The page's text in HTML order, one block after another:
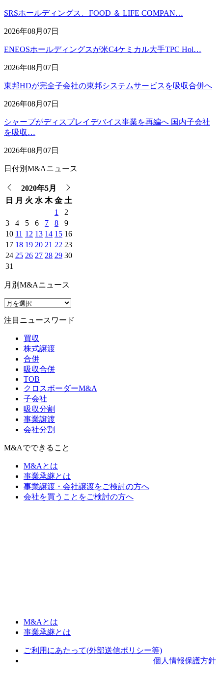
SRSホールディングス、FOOD ＆ LIFE COMPAN…
2026年08月07日
ENEOSホールディングスが米C4ケミカル大手TPC Hol…
2026年08月07日
東邦HDが完全子会社の東邦システムサービスを吸収合併へ
2026年08月07日
シャープがディスプレイデバイス事業を再編へ 国内子会社
を吸収…
2026年08月07日
日付別M&Aニュース
2020年5月
日
月 火 水 木 金 土
1
2
3
4 5 6 7 8
9
10 11 12 13 14 15 16
17 18 19 20 21 22 23
24 25 26 27 28 29 30
31
月別M&Aニュース
注目ニュースワード
買収
株式譲渡
合併
吸収合併
TOB
クロスボーダーM&A
子会社
吸収分割
事業譲渡
会社分割
M&Aでできること
M&Aとは
事業承継とは
事業譲渡・会社譲渡をご検討の方へ
会社を買うことをご検討の方へ
M&Aとは
事業承継とは
ご利用にあたって(外部送信ポリシー等)
個人情報保護方針